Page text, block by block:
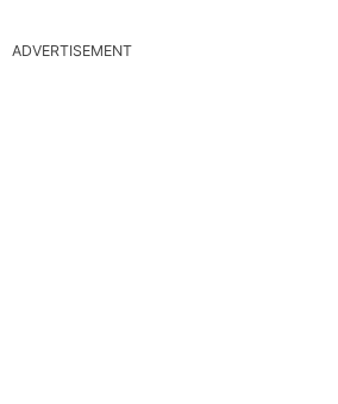
ADVERTISEMENT